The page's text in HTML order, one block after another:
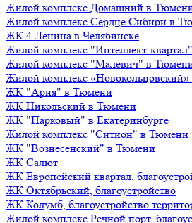
Жилой комплекс Домашний в
Жилой комплекс Сердце Сибири в
ЖК 4 Ленина в Челябинске
Жилой комплекс "Интеллект-квартал"
Жилой комплекс "Малевич" в
Жилой комплекс «Новокольцовский»
ЖК "Ария" в Тюмени
ЖК Никольский в Тюмени
ЖК "Парковый" в Екатеринбурге
Жилой комплекс "Ситион" в Тюмени
ЖК "Вознесенский" в Тюмени
ЖК Салют
ЖК Европейский квартал,
ЖК Октябрьский, благоустройство
ЖК Колумб, благоустройство
Жилой комплекс Речной порт,